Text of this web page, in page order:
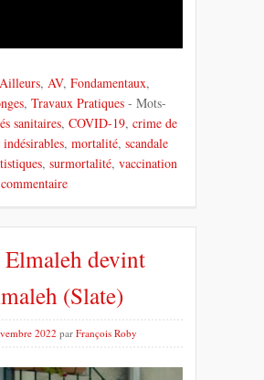
Ailleurs, AV, Fondamentaux,
, Travaux Pratiques - Mots-
sanitaires, COVID-19, crime de
indésirables, mortalité, scandale
, surmortalité, vaccination
Elmaleh devint
(Slate)
2022 par François Roby